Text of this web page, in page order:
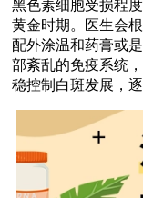
黑色素细胞受损程
黄金时期。医生会
配外涂温和药膏或
部紊乱的免疫系统
稳控制白斑发展，